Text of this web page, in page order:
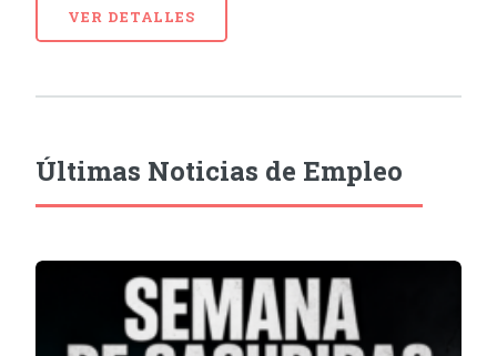
VER DETALLES
Últimas Noticias de Empleo